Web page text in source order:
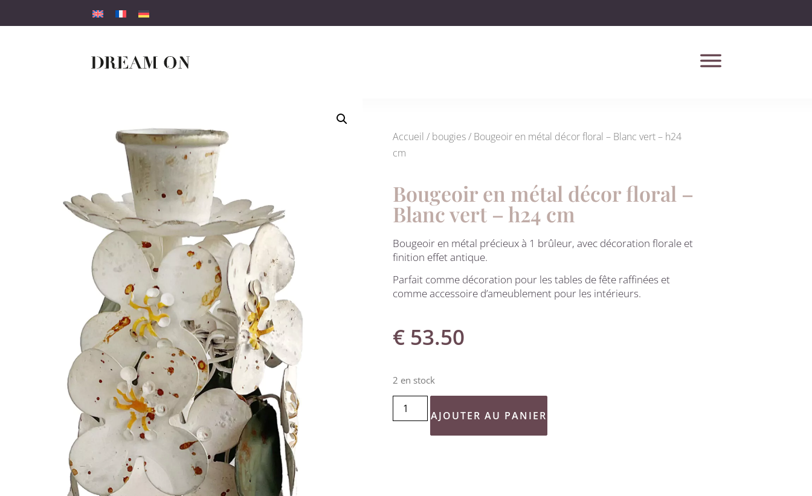
Accueil / bougies/ Bougeoir en métal décor floral – Blanc vert – h24
cm
Bougeoir en métal décor floral –
Blanc vert – h24 cm
Bougeoir en métal précieux à 1 brûleur, avec décoration florale et
finition effet antique.
Parfait comme décoration pour les tables de fête raffinées et
comme accessoire d’ameublement pour les intérieurs.
€ 53.50
2 en stock
AJOUTER AU PANIER